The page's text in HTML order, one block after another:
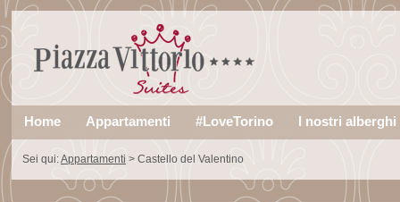
Home Appartamenti #LoveTorino I nostri alberghi
Sei qui:Appartamenti > Castello del Valentino